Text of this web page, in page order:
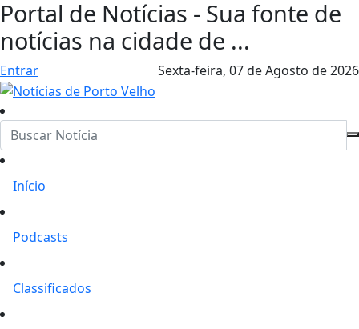
Portal de Notícias - Sua fonte de
notícias na cidade de ...
Entrar Sexta-feira, 07 de Agosto de 2026
Início
Podcasts
Classificados